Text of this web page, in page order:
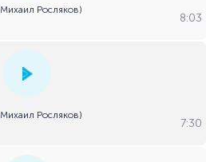
Росляков)
8:03
Росляков)
7:30